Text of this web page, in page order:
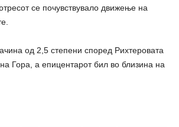
се почувствувало движење на
од 2,5 степени според Рихтеровата
Гора, а епицентарот бил во близина на